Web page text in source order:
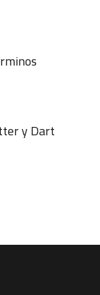
y Dart